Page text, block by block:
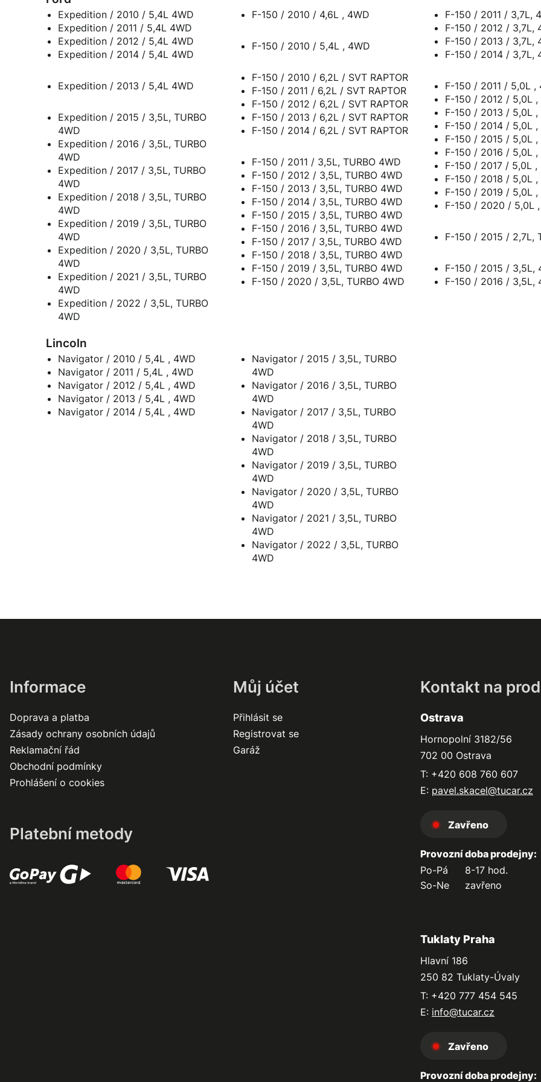
Expedition / 2010 / 5,4L 4WD
Expedition / 2011 / 5,4L 4WD
Expedition / 2012 / 5,4L 4WD
Expedition / 2014 / 5,4L 4WD
Expedition / 2013 / 5,4L 4WD
Expedition / 2015 / 3,5L, TURBO
4WD
Expedition / 2016 / 3,5L, TURBO
4WD
Expedition / 2017 / 3,5L, TURBO
4WD
Expedition / 2018 / 3,5L, TURBO
4WD
Expedition / 2019 / 3,5L, TURBO
4WD
Expedition / 2020 / 3,5L, TURBO
4WD
Expedition / 2021 / 3,5L, TURBO
4WD
Expedition / 2022 / 3,5L, TURBO
4WD
F-150 / 2010 / 4,6L , 4WD
F-150 / 2010 / 5,4L , 4WD
F-150 / 2010 / 6,2L / SVT RAPTOR
F-150 / 2011 / 6,2L / SVT RAPTOR
F-150 / 2012 / 6,2L / SVT RAPTOR
F-150 / 2013 / 6,2L / SVT RAPTOR
F-150 / 2014 / 6,2L / SVT RAPTOR
F-150 / 2011 / 3,5L, TURBO 4WD
F-150 / 2012 / 3,5L, TURBO 4WD
F-150 / 2013 / 3,5L, TURBO 4WD
F-150 / 2014 / 3,5L, TURBO 4WD
F-150 / 2015 / 3,5L, TURBO 4WD
F-150 / 2016 / 3,5L, TURBO 4WD
F-150 / 2017 / 3,5L, TURBO 4WD
F-150 / 2018 / 3,5L, TURBO 4WD
F-150 / 2019 / 3,5L, TURBO 4WD
F-150 / 2020 / 3,5L, TURBO 4WD
F-150 / 2011 / 3,7L,
F-150 / 2012 / 3,7L,
F-150 / 2013 / 3,7L,
F-150 / 2014 / 3,7L,
F-150 / 2011 / 5,0L ,
F-150 / 2012 / 5,0L ,
F-150 / 2013 / 5,0L ,
F-150 / 2014 / 5,0L ,
F-150 / 2015 / 5,0L ,
F-150 / 2016 / 5,0L ,
F-150 / 2017 / 5,0L ,
F-150 / 2018 / 5,0L ,
F-150 / 2019 / 5,0L ,
F-150 / 2020 / 5,0L
F-150 / 2015 / 2,7L,
Lincoln
Navigator / 2010 / 5,4L , 4WD
Navigator / 2011 / 5,4L , 4WD
Navigator / 2012 / 5,4L , 4WD
Navigator / 2013 / 5,4L , 4WD
Navigator / 2014 / 5,4L , 4WD
Navigator / 2015 / 3,5L, TURBO
4WD
Navigator / 2016 / 3,5L, TURBO
4WD
Navigator / 2017 / 3,5L, TURBO
4WD
Navigator / 2018 / 3,5L, TURBO
4WD
Navigator / 2019 / 3,5L, TURBO
4WD
Navigator / 2020 / 3,5L, TURBO
4WD
Navigator / 2021 / 3,5L, TURBO
4WD
Navigator / 2022 / 3,5L, TURBO
4WD
Informace
Doprava a platba
Zásady ochrany osobních údajů
Reklamační řád
Obchodní podmínky
Prohlášení o cookies
Platební metody
Můj účet
Přihlásit se
Registrovat se
Garáž
Kontakt na
Ostrava
Hornopolní 3182/56
702 00 Ostrava
T: +420 608 760 607
E: pavel.skacel@tucar.cz
Zavřeno
Provozní doba prodejny:
Po-Pá
8-17 hod.
So-Ne
zavřeno
Tuklaty Praha
Hlavní 186
250 82 Tuklaty-Úvaly
T: +420 777 454 545
E: info@tucar.cz
Zavřeno
Provozní doba prodejny: